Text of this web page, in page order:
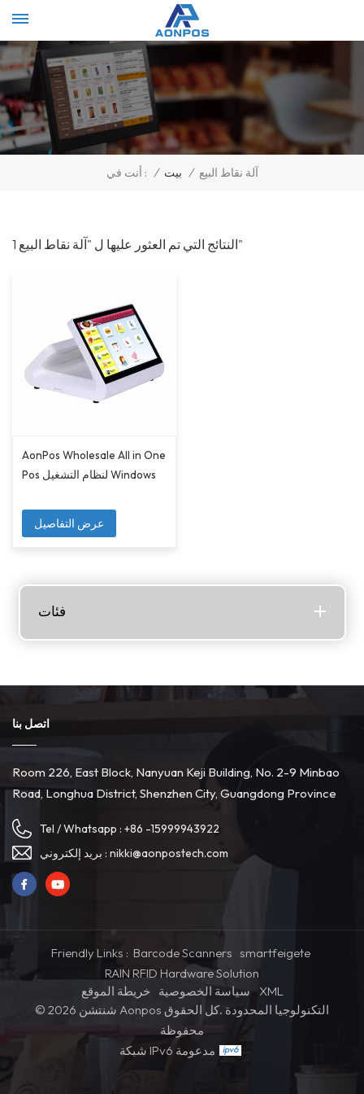
أنت في : / بيت / آلة نقاط البيع
1 النتائج التي تم العثور عليها ل "آلة نقاط البيع"
AonPos Wholesale All in One
Pos لنظام التشغيل Windows
عرض التفاصيل
فئات
اتصل بنا
Room 226, East Block, Nanyuan Keji Building, No. 2-9 Minbao
Road, Longhua District, Shenzhen City, Guangdong Province
Tel / Whatsapp : +86 -15999943922
بريد إلكتروني : nikki@aonpostech.com
Friendly Links : Barcode Scanners smartfeigete
RAIN RFID Hardware Solution
خريطة الموقع
سياسة الخصوصية
XML
© 2026 شنتشن Aonpos التكنولوجيا المحدودة .كل الحقوق
محفوظة
شبكة IPv6 مدعومة